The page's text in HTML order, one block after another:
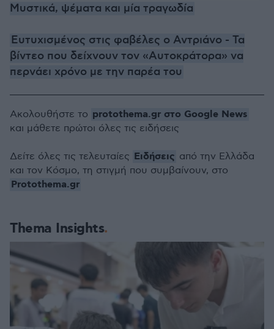
Μυστικά, ψέματα και μία τραγωδία
Ευτυχισμένος στις φαβέλες ο Αντριάνο - Τα
βίντεο που δείχνουν τον «Αυτοκράτορα» να
περνάει χρόνο με την παρέα του
Thema Insights
Ακολουθήστε το protothema.gr στο Google News
και μάθετε πρώτοι όλες τις ειδήσεις
Δείτε όλες τις τελευταίες Ειδήσεις από την Ελλάδα
και τον Κόσμο, τη στιγμή που συμβαίνουν, στο
Protothema.gr